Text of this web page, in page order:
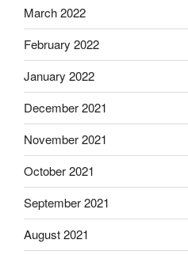
March 2022
February 2022
January 2022
December 2021
November 2021
October 2021
September 2021
August 2021